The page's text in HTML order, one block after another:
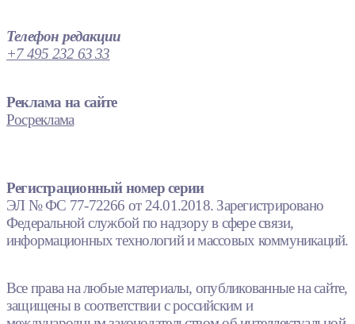
Телефон редакции
+7 495 232 63 33
Реклама на сайте
Росреклама
Регистрационный номер серии
ЭЛ № ФС 77-72266 от 24.01.2018. Зарегистрировано
Федеральной службой по надзору в сфере связи,
информационных технологий и массовых коммуникаций.
Все права на любые материалы, опубликованные на сайте,
защищены в соответствии с российским и